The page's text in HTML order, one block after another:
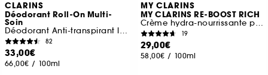
CLARINS
Déodorant Roll-On Multi-
Soin
Déodorant Anti-transpirant longue durée
82
33,00€
66,00€ / 100ml
MY CLARINS
MY CLARINS RE-BOOST RICH
Crème hydra-nourrissante peaux sèches
19
29,00€
58,00€ / 100ml